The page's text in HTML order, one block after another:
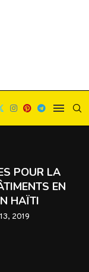
POUR LA
EN
HAÏTI
2019